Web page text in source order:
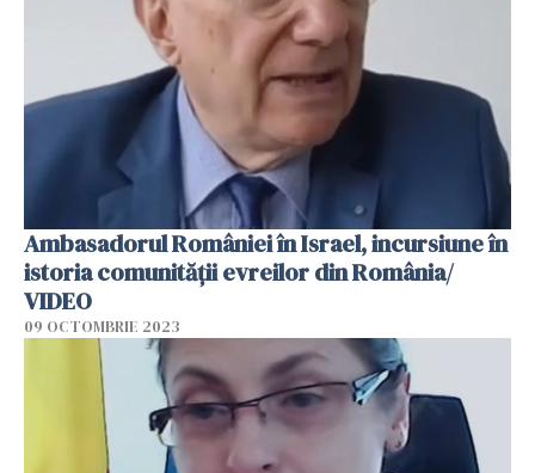
Ambasadorul României în Israel, incursiune în
istoria comunității evreilor din România/
VIDEO
09 OCTOMBRIE 2023